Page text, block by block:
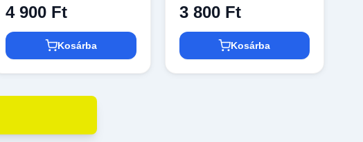
4 900 Ft
Kosárba
3 800 Ft
Kosárba